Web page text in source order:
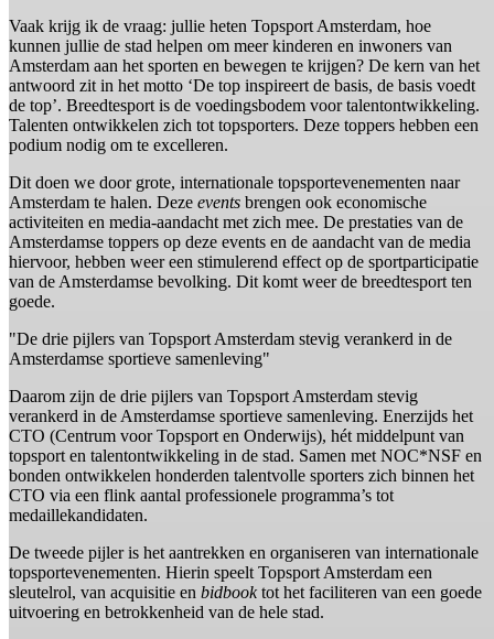
Vaak krijg ik de vraag: jullie heten Topsport Amsterdam, hoe
kunnen jullie de stad helpen om meer kinderen en inwoners van
Amsterdam aan het sporten en bewegen te krijgen? De kern van het
antwoord zit in het motto ‘De top inspireert de basis, de basis voedt
de top’. Breedtesport is de voedingsbodem voor talentontwikkeling.
Talenten ontwikkelen zich tot topsporters. Deze toppers hebben een
podium nodig om te excelleren.
Dit doen we door grote, internationale topsportevenementen naar
Amsterdam te halen. Deze events brengen ook economische
activiteiten en media-aandacht met zich mee. De prestaties van de
Amsterdamse toppers op deze events en de aandacht van de media
hiervoor, hebben weer een stimulerend effect op de sportparticipatie
van de Amsterdamse bevolking. Dit komt weer de breedtesport ten
goede.
"De drie pijlers van Topsport Amsterdam stevig verankerd in de
Amsterdamse sportieve samenleving"
Daarom zijn de drie pijlers van Topsport Amsterdam stevig
verankerd in de Amsterdamse sportieve samenleving. Enerzijds het
CTO (Centrum voor Topsport en Onderwijs), hét middelpunt van
topsport en talentontwikkeling in de stad. Samen met NOC*NSF en
bonden ontwikkelen honderden talentvolle sporters zich binnen het
CTO via een flink aantal professionele programma’s tot
medaillekandidaten.
De tweede pijler is het aantrekken en organiseren van internationale
topsportevenementen. Hierin speelt Topsport Amsterdam een
sleutelrol, van acquisitie en bidbooktot het faciliteren van een goede
uitvoering en betrokkenheid van de hele stad.